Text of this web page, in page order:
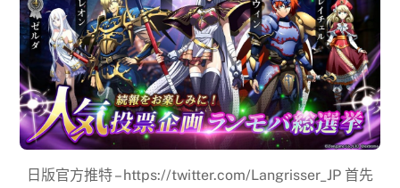
日版官方推特 – https://twitter.com/Langrisser_JP 首先